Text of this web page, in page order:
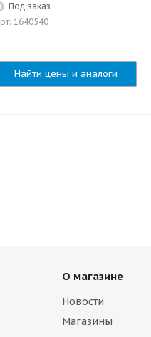
Под заказ
1640540
Найти цены и аналоги
О магазине
Новости
Магазины